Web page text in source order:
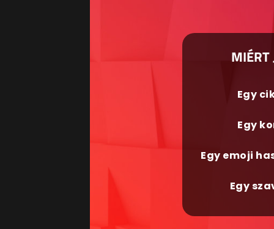
MIÉRT
Egy
Egy
Egy emoji
Egy